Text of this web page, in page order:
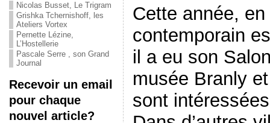
Nicolas Busset, Le Trigram
Grishka Tchernishoff, les
Ateliers Vortex
Pernette Lézine,
L’Hostellerie
Pascale Serre , son Grand
Journal
Recevoir un email
pour chaque
nouvel article?
Cette année,
contemporain
il a eu son
musée Branly
sont